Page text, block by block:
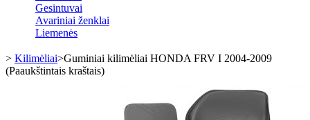
Gesintuvai
Avariniai ženklai
Liemenės
> Kilimėliai>Guminiai kilimėliai HONDA FRV I 2004-2009
(Paaukštintais kraštais)